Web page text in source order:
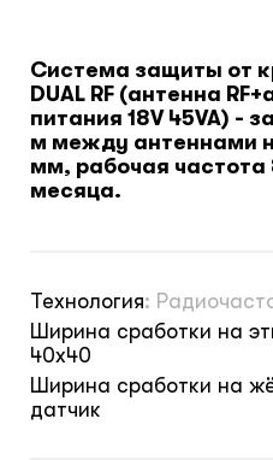
Система защиты от
DUAL RF (антенна
питания 18V 45VA) -
м между антеннами
мм, рабочая частота
месяца.
Технология:
Ширина сработки на
40х40
Ширина сработки на
датчик